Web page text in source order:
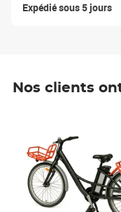
Expédié sous 5 jours
Nos clients